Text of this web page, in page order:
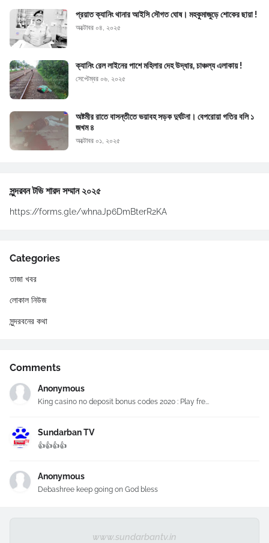
প্রয়াত ক্যানিং থানার আইসি সৌগত ঘোষ। মহকুমাজুড়ে শোকের ছায়া !
অক্টোবর ০৪, ২০২৫
ক্যানিং রেল লাইনের পাশে মহিলার দেহ উদ্ধার, চাঞ্চল্য এলাকায় !
সেপ্টেম্বর ০৬, ২০২৫
অষ্টমীর রাতে বাসন্তীতে ভয়াবহ সড়ক দুর্ঘটনা। বেপরোয়া গতির বলি ১
জখম ৪
অক্টোবর ০১, ২০২৫
সুন্দরবন টভি শারদ সম্মান ২০২৫
https://forms.gle/whnaJp6DmBterR2KA
Categories
তাজা খবর
লোকাল নিউজ
সুন্দরবনের কথা
Comments
Anonymous
King casino no deposit bonus codes 2020 : Play fre...
Sundarban TV
👍👍👍👍
Anonymous
Debashree keep going on God bless
www.sundarbantv.in